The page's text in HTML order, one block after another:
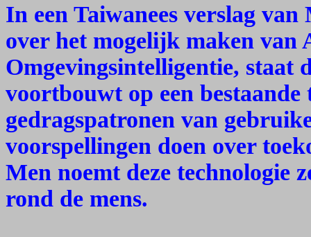
In een Taiwanees verslag
over het mogelijk maken van
Omgevingsintelligentie, staat
voortbouwt op een
gedragspatronen van
voorspellingen doen over
Men noemt deze technologie
rond de mens.